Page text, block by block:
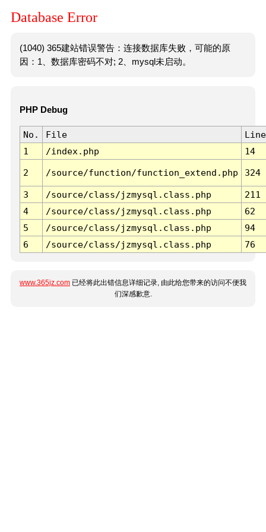
Database Error
(1040) 365建站错误警告：连接数据库失败，可能的原
因：1、数据库密码不对; 2、mysql未启动。
PHP Debug
No. File
Line
1
/index.php 14
2 /source/function/function_extend.php 324
3 /source/class/jzmysql.class.php
211
4
/source/class/jzmysql.class.php
62
5
/source/class/jzmysql.class.php
94
6
/source/class/jzmysql.class.php 76
www.365jz.com 已经将此出错信息详细记录, 由此给您带来的访问不便我
们深感歉意.